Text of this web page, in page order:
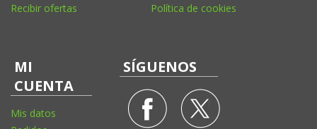
Recibir ofertas
Política de cookies
MI
CUENTA
Mis datos
SÍGUENOS